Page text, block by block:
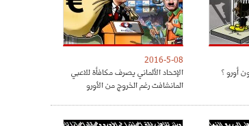
2016-5-08
الإتحاد الألماني يصرف مكافأة للاعبي
المانشافت رغم الخروج من الأورو